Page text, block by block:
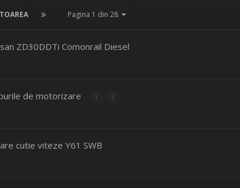
Pagina 1 din 28
ZD30DDTi Comonrail Diesel
de motorizare
cutie viteze Y61 SWB